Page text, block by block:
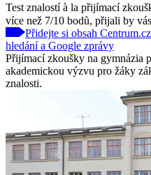
Test znalostí à la přijímací
více než 7/10 bodů, přijali by
Přidejte si obsah
hledání a Google zprávy
Přijímací zkoušky na gymnázia
akademickou výzvu pro žáky
znalosti.